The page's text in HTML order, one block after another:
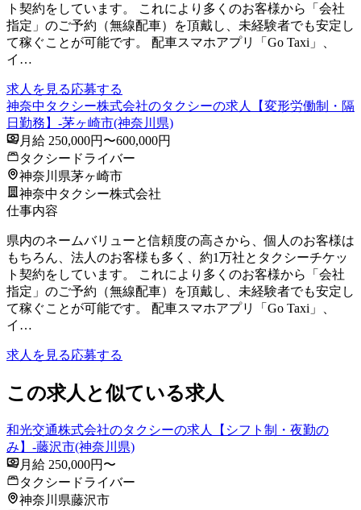
ト契約をしています。 これにより多くのお客様から「会社
指定」のご予約（無線配車）を頂戴し、未経験者でも安定し
て稼ぐことが可能です。 配車スマホアプリ「Go Taxi」、
イ…
求人を見る応募する
神奈中タクシー株式会社のタクシーの求人【変形労働制・隔
日勤務】-茅ヶ崎市(神奈川県)
月給 250,000円〜600,000円
タクシードライバー
神奈川県茅ヶ崎市
神奈中タクシー株式会社
仕事内容
県内のネームバリューと信頼度の高さから、個人のお客様は
もちろん、法人のお客様も多く、約1万社とタクシーチケッ
ト契約をしています。 これにより多くのお客様から「会社
指定」のご予約（無線配車）を頂戴し、未経験者でも安定し
て稼ぐことが可能です。 配車スマホアプリ「Go Taxi」、
イ…
求人を見る応募する
この求人と似ている求人
和光交通株式会社のタクシーの求人【シフト制・夜勤の
み】-藤沢市(神奈川県)
月給 250,000円〜
タクシードライバー
神奈川県藤沢市